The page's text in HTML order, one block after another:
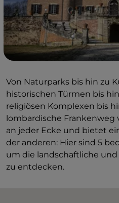
Von Naturparks bis hin zu
historischen Türmen bis
religiösen Komplexen bis
lombardische Frankenweg
an jeder Ecke und bietet
der anderen: Hier sind 5
um die landschaftliche
zu entdecken.